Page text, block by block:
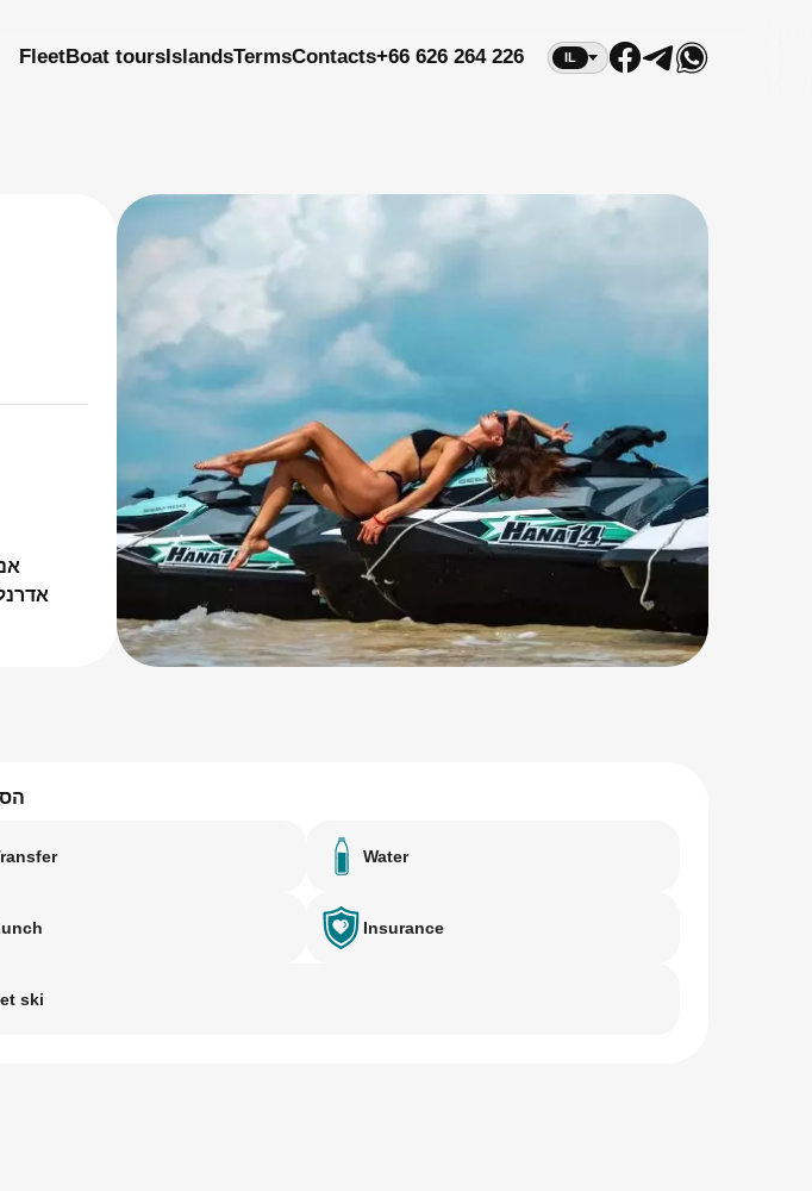
FleetBoat toursIslandsTermsContacts+66 626 264 226 IL
Water
Insurance
ski